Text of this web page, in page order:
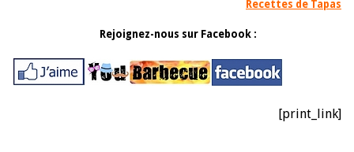
Recettes de Tapas
Rejoignez-nous sur Facebook :
[print_link]